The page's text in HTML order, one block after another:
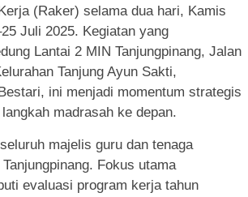
(Raker) selama dua hari, Kamis
Juli 2025. Kegiatan yang
Lantai 2 MIN Tanjungpinang, Jalan
Tanjung Ayun Sakti,
ini menjadi momentum strategis
madrasah ke depan.
majelis guru dan tenaga
Fokus utama
evaluasi program kerja tahun